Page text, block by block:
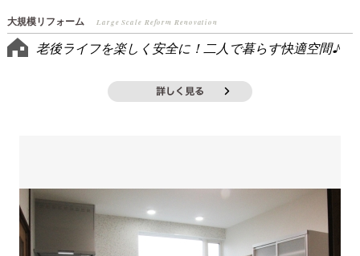
大規模リフォーム Large Scale Reform Renovation
老後ライフを楽しく安全に！二人で暮らす快適空間♪